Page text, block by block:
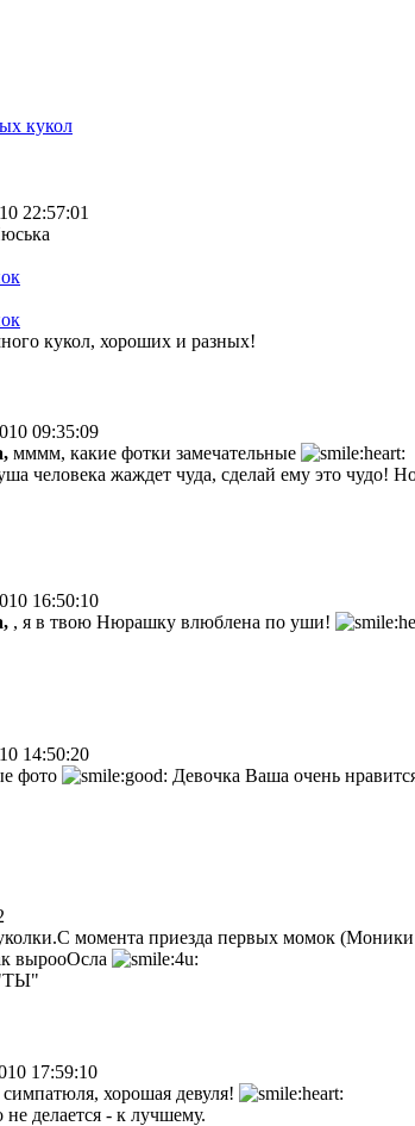
кукол
22:57:01
кукол, хороших и разных!
09:35:09
мммм, какие фотки замечательные
человека жаждет чуда, сделай ему это чудо!
16:50:10
, я в твою Нюрашку влюблена по уши!
14:50:20
фото
Девочка Ваша очень
момента приезда первых момок
вырооОсла
17:59:10
хорошая девуля!
не делается - к лучшему.